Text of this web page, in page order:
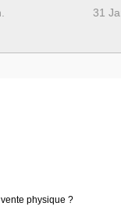
31
physique ?